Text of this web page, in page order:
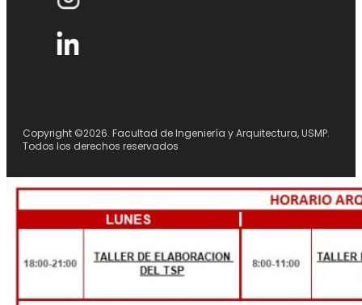
Copyright ©2026. Facultad de Ingeniería y Arquitectura, USMP.
Todos los derechos reservados